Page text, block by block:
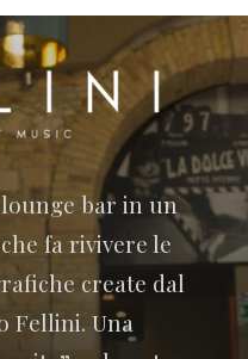
bar in un
fa rivivere le
create dal
Fellini. Una